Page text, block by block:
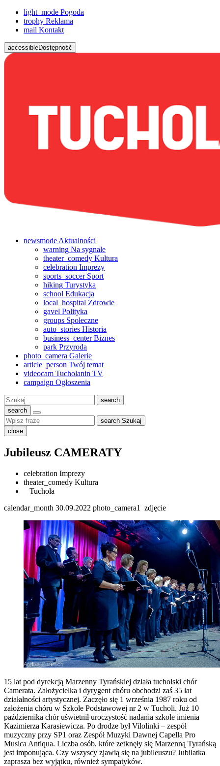
light_mode Pogoda
trophy Reklama
mail Kontakt
accessibleDostępność
newsmode Aktualności
warning Na sygnale
theater_comedy Kultura
celebration Imprezy
sports_soccerSport
hiking Turystyka
school Edukacja
local_hospital Zdrowie
gavel Polityka
groups Społeczne
auto_stories Historia
business_centerBiznes
park Przyroda
photo_camera Galerie
article_person Twój temat
videocam Tucholanin TV
campaign Ogłoszenia
Szukaj:
search
search
search Szukaj
close
Jubileusz CAMERATY
celebration Imprezy
theater_comedy Kultura
Tuchola
calendar_month 30.09.2022 photo_camera1 zdjęcie
15 lat pod dyrekcją Marzenny Tyrańskiej działa tucholski chór
Camerata. Założycielka i dyrygent chóru obchodzi zaś 35 lat
działalności artystycznej. Zaczęło się 1 września 1987 roku od
założenia chóru w Szkole Podstawowej nr 2 w Tucholi. Już 10
października chór uświetnił uroczystość nadania szkole imienia
Kazimierza Karasiewicza. Po drodze był Vilolinki – zespół
muzyczny przy SP1 oraz Zespół Muzyki Dawnej Capella Pro
Musica Antiqua. Liczba osób, które zetknęły się Marzenną Tyrańską
jest imponująca. Czy wszyscy zjawią się na jubileuszu? Jubilatka
zaprasza bez wyjątku, również sympatyków.